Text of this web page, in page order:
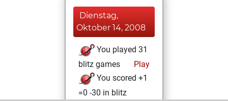
Dienstag,
Oktober 14, 2008
You played 31
blitz games
Play
You scored +1
=0 -30 in blitz